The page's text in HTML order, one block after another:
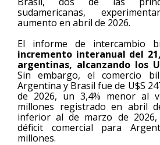
sudamericanas,
aumento en abril de 2026.
El informe de intercambio
incremento interanual del
argentinas, alcanzando los
Sin embargo, el comercio
Argentina y Brasil fue de U$S
de 2026, un 3,4% menor al
millones registrado en abril
inferior al de marzo de
déficit comercial para
millones.